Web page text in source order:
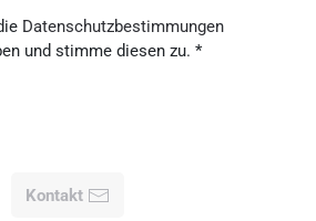
Datenschutzbestimmungen
und stimme diesen zu. *
Kontakt